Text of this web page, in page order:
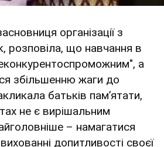
організації з
розповіла, що навчання в
а
збільшенню жаги до
батьків пам’ятати,
не є вирішальним
– намагатися
допитливості своєї